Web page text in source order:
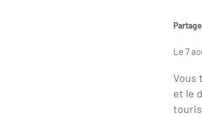
Le 7
Vous
et le